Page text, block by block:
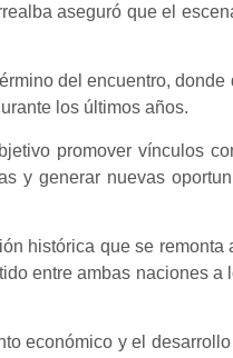
aseguró que el
del encuentro, donde
los últimos años.
promover vínculos
y generar nuevas
histórica que se remonta
entre ambas naciones a
económico y el